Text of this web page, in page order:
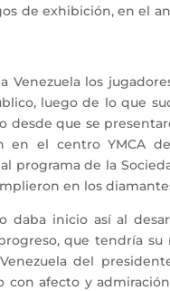
de exhibición, en el
los
luego de lo que
que se
en el centro YMCA
programa de la
en los
inicio así al
que tendría
del
con afecto y